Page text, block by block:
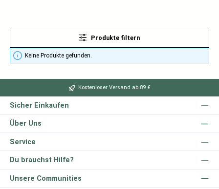
Produkte filtern
Keine Produkte gefunden.
Kostenloser Versand ab 89 €
Sicher Einkaufen
Über Uns
Service
Du brauchst Hilfe?
Unsere Communities